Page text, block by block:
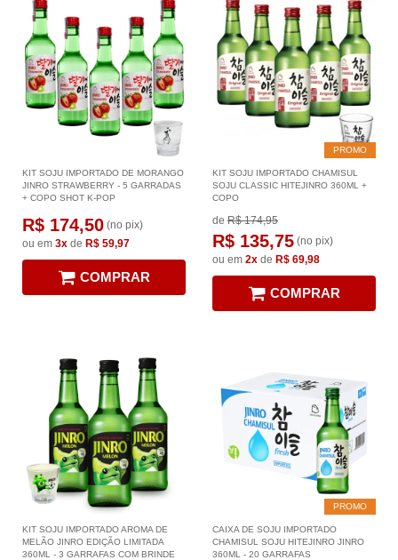
KIT SOJU IMPORTADO DE MORANGO
JINRO STRAWBERRY - 5 GARRADAS
+ COPO SHOT K-POP
R$ 174,50 (no pix)
ou em 3x de R$ 59,97
COMPRAR
PROMO
KIT SOJU IMPORTADO CHAMISUL
SOJU CLASSIC HITEJINRO 360ML +
COPO
de R$ 174,95
R$ 135,75 (no pix)
ou em 2x de R$ 69,98
COMPRAR
KIT SOJU IMPORTADO AROMA DE
MELÃO JINRO EDIÇÃO LIMITADA
360ML - 3 GARRAFAS COM BRINDE
PROMO
CAIXA DE SOJU IMPORTADO
CHAMISUL SOJU HITEJINRO JINRO
360ML - 20 GARRAFAS